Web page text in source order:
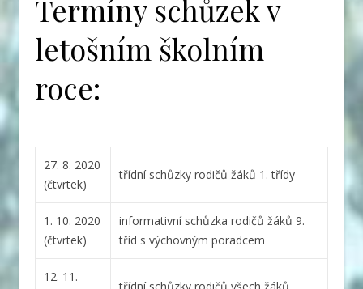
Termíny schůzek v
letošním školním
roce:
27. 8. 2020
(čtvrtek)
třídní schůzky rodičů žáků 1. třídy
1. 10. 2020
(čtvrtek)
informativní schůzka rodičů žáků 9.
tříd s výchovným poradcem
12. 11.
třídní schůzky rodičů všech žáků,